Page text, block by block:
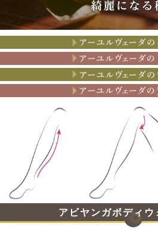
アーユルヴェーダの美容法
アーユルヴェーダのレシピ
アーユルヴェーダの思考
アーユルヴェーダの知恵
アビヤンガボディウ